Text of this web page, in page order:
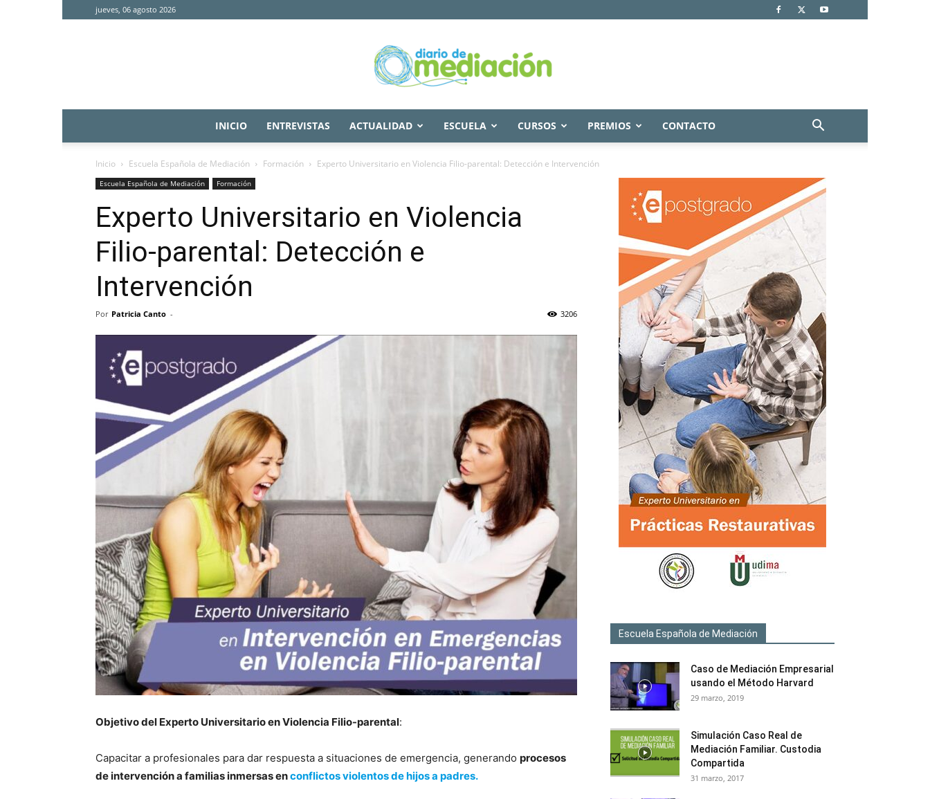
jueves, 06 agosto 2026
Diario
de
INICIO ENTREVISTAS ACTUALIDAD ESCUELA CURSOS PREMIOS CONTACTO
Inicio Escuela Española de Mediación Formación Experto Universitario en Violencia Filio-parental: Detección e Intervención
Escuela Española de Mediación Formación
Experto Universitario en Violencia
Filio-parental: Detección e
Intervención
Por Patricia Canto - 3206
Objetivo del Experto Universitario en Violencia Filio-parental:
Capacitar a profesionales para dar respuesta a situaciones de emergencia, generando procesos
de intervención a familias inmersas enconflictos violentos de hijos a padres.
Escuela Española de Mediación
Caso de Mediación Empresarial
usando el Método Harvard
29 marzo, 2019
Simulación Caso Real de
Mediación Familiar. Custodia
Compartida
31 marzo, 2017